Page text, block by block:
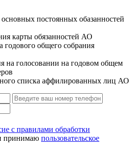
постоянных обазанностей
карты обязанностей АО
годового общего собрания
на голосовании на годовом общем
списка аффилированных лиц АО
с правилами обработки
принимаю пользовательское